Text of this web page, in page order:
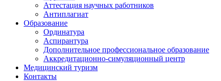
Аттестация научных работников
Антиплагиат
Образование
Ординатура
Аспирантура
Дополнительное профессиональное образование
Аккредитационно-симуляционный центр
Медицинский туризм
Контакты